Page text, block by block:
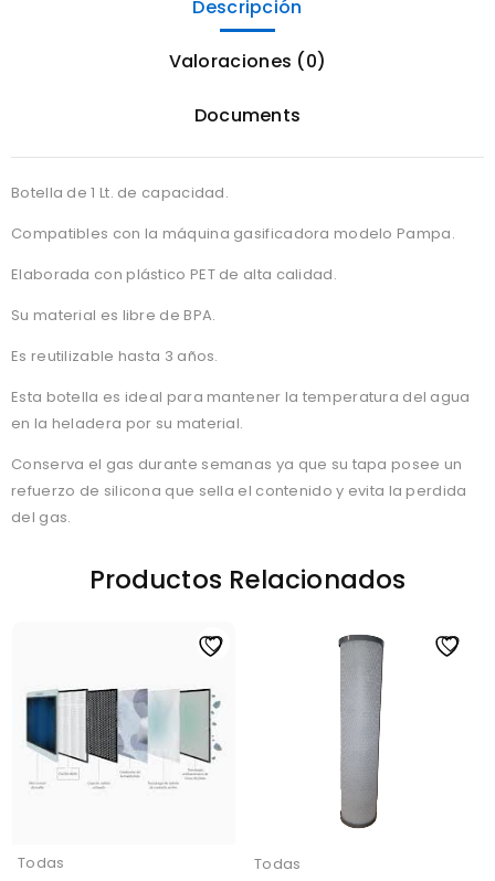
Descripción
Valoraciones (0)
Documents
Botella de 1 Lt. de capacidad.
Compatibles con la máquina gasificadora modelo Pampa.
Elaborada con plástico PET de alta calidad.
Su material es libre de BPA.
Es reutilizable hasta 3 años.
Esta botella es ideal para mantener la temperatura del agua
en la heladera por su material.
Conserva el gas durante semanas ya que su tapa posee un
refuerzo de silicona que sella el contenido y evita la perdida
del gas.
Productos Relacionados
Todas Todas